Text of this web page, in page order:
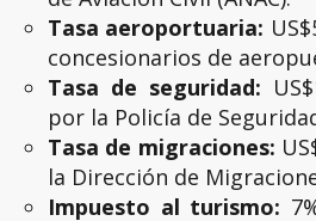
Tasa aeroportuaria:
concesionarios de
Tasa de seguridad:
por la Policía de
Tasa de migraciones:
la Dirección de
Impuesto al turismo: